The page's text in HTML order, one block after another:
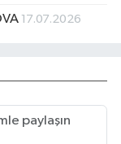
17.07.2026